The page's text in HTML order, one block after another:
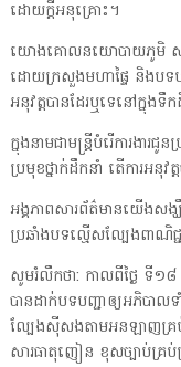
ដោយក្តីអនុគ្រោះ។
យោងគោលនយោបាយភូមិ សង្
ដោយក្រសួងមហាផ្ទៃ និងបទបញ្
អនុវត្តបានដែរឬទេនៅក្នុងទឹ
ក្នុងនាមជាមន្ត្រីបំរើការងា
ប្រមុខថ្នាក់ដឹកនាំ តើការអនុវ
អង្គភាពសារព័ត៌មានយើងស
ប្រឆាំងបទល្មើសល្បែងពាណិជ្
សូមរំលឹកថា: កាលពីថ្ងៃ ទី១៨
បានដាក់បទបញ្ជាឲ្យអភិបាលទ
ល្បែងស៊ីសងតាមអនឡាញគ្រប់
សារធាតុញៀន ខុសច្បាប់គ្រ